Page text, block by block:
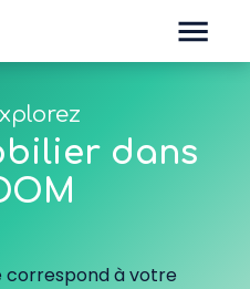
dans
correspond à votre